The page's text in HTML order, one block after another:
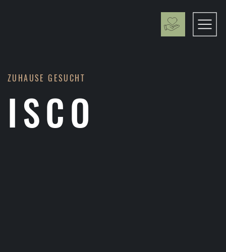
ZUHAUSE GESUCHT
ISCO